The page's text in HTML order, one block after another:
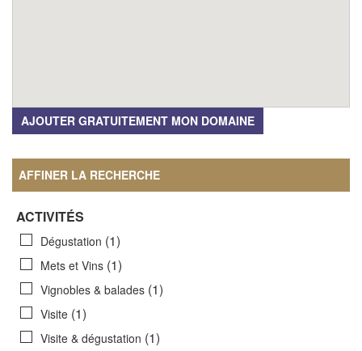
AJOUTER GRATUITEMENT MON DOMAINE
AFFINER LA RECHERCHE
ACTIVITÉS
Dégustation (1)
Mets et Vins (1)
Vignobles & balades (1)
Visite (1)
Visite & dégustation (1)